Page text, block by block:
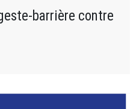
barrière contre